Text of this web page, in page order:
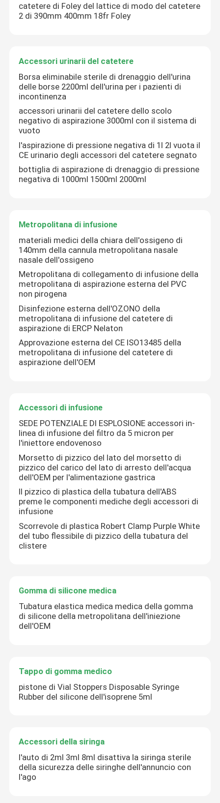
Accessori di infusione
catetere di Foley del lattice di modo del catetere
2 di 390mm 400mm 18fr Foley
Accessori urinarii del catetere
Borsa eliminabile sterile di drenaggio dell'urina
delle borse 2200ml dell'urina per i pazienti di
incontinenza
accessori urinarii del catetere dello scolo
negativo di aspirazione 3000ml con il sistema di
vuoto
l'aspirazione di pressione negativa di 1l 2l vuota il
CE urinario degli accessori del catetere segnato
bottiglia di aspirazione di drenaggio di pressione
negativa di 1000ml 1500ml 2000ml
Metropolitana di infusione
materiali medici della chiara dell'ossigeno di
140mm della cannula metropolitana nasale
nasale dell'ossigeno
Metropolitana di collegamento di infusione della
metropolitana di aspirazione esterna del PVC
non pirogena
Disinfezione esterna dell'OZONO della
metropolitana di infusione del catetere di
aspirazione di ERCP Nelaton
Approvazione esterna del CE ISO13485 della
metropolitana di infusione del catetere di
aspirazione dell'OEM
Accessori di infusione
SEDE POTENZIALE DI ESPLOSIONE accessori in-
linea di infusione del filtro da 5 micron per
l'iniettore endovenoso
Morsetto di pizzico del lato del morsetto di
pizzico del carico del lato di arresto dell'acqua
dell'OEM per l'alimentazione gastrica
Il pizzico di plastica della tubatura dell'ABS
preme le componenti mediche degli accessori di
infusione
Scorrevole di plastica Robert Clamp Purple White
del tubo flessibile di pizzico della tubatura del
clistere
Gomma di silicone medica
Tubatura elastica medica medica della gomma
di silicone della metropolitana dell'iniezione
dell'OEM
Tappo di gomma medico
pistone di Vial Stoppers Disposable Syringe
Rubber del silicone dell'isoprene 5ml
Accessori della siringa
l'auto di 2ml 3ml 8ml disattiva la siringa sterile
della sicurezza delle siringhe dell'annuncio con
l'ago